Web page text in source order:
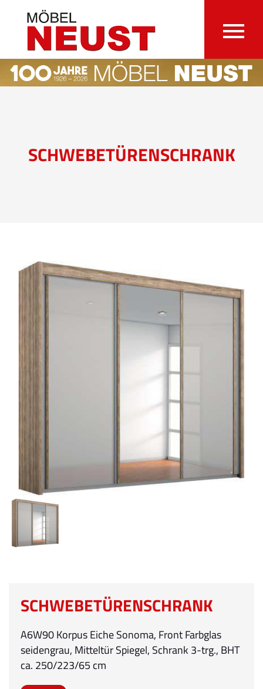
SCHWEBETÜRENSCHRANK
SCHWEBETÜRENSCHRANK
A6W90 Korpus Eiche Sonoma, Front Farbglas
seidengrau, Mitteltür Spiegel, Schrank 3-trg., BHT
ca. 250/223/65 cm